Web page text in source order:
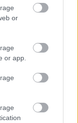
or
or app.
fel a hajad
másodpercig!
figyelmet, már
arra, hogy
fésüld át az